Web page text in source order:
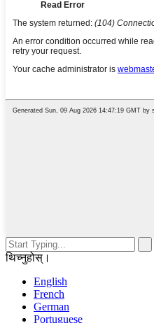
थिच्नुहोस्।
English
French
German
Portuguese